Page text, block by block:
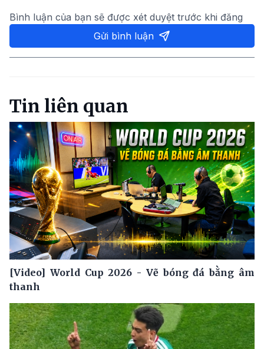
Bình luận của bạn sẽ được xét duyệt trước khi đăng
Gửi bình luận
Tin liên quan
[Video] World Cup 2026 - Vẽ bóng đá bằng âm
thanh